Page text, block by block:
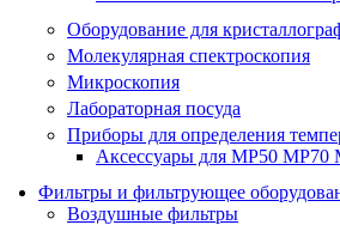
Оборудование для
Молекулярная спектроскопия
Микроскопия
Лабораторная посуда
Приборы для определения
Аксессуары для MP50 MP70
Фильтры и фильтрующее
Воздушные фильтры